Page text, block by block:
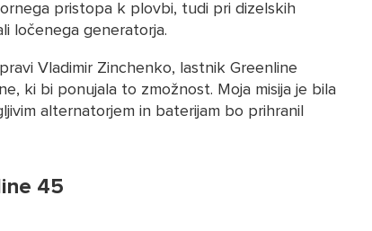
pristopa k plovbi, tudi pri dizelskih
ločenega generatorja.
Vladimir Zinchenko, lastnik Greenline
ki bi ponujala to zmožnost. Moja misija je bila
alternatorjem in baterijam bo prihranil
45